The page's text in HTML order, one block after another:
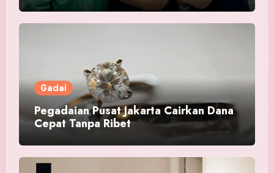
Gadai
Pegadaian Pusat Jakarta Cairkan Dana
Cepat Tanpa Ribet